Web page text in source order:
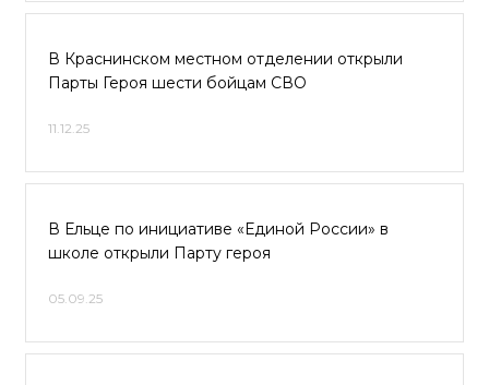
В Краснинском местном отделении открыли
Парты Героя шести бойцам СВО
11.12.25
В Ельце по инициативе «Единой России» в
школе открыли Парту героя
05.09.25